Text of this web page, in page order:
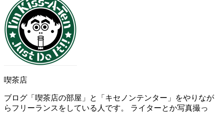
喫茶店
ブログ「喫茶店の部屋」と「キセノンテンター」をやりなが
らフリーランスをしている人です。 ライターとか写真撮っ